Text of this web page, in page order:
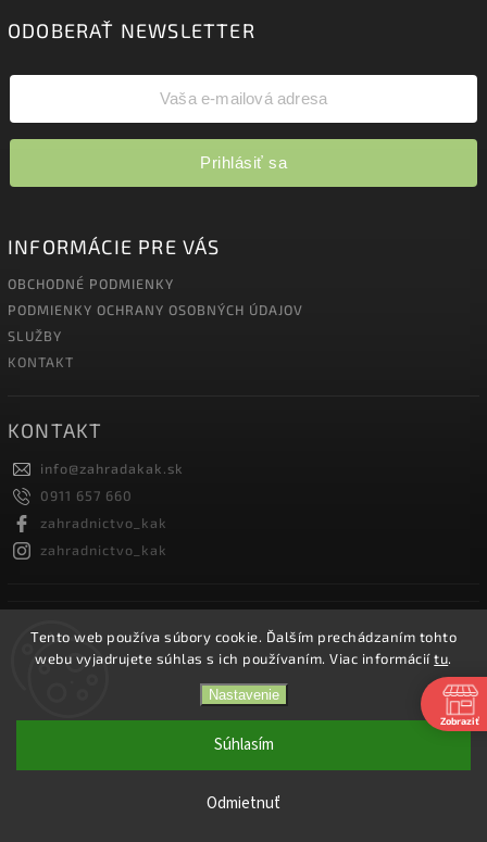
Tento web používa súbory cookie. Ďalším prechádzaním tohto
webu vyjadrujete súhlas s ich používaním. Viac informáciítu.
Nastavenie
Odmietnuť
Súhlasím
ODOBERAŤ NEWSLETTER
Prihlásiť sa
INFORMÁCIE PRE VÁS
OBCHODNÉ PODMIENKY
PODMIENKY OCHRANY OSOBNÝCH ÚDAJOV
SLUŽBY
KONTAKT
KONTAKT
info@zahradakak.sk
0911 657 660
zahradnictvo_kak
zahradnictvo_kak
FACEBOOK
. Všetky práva vyhradené.
Zobraziť